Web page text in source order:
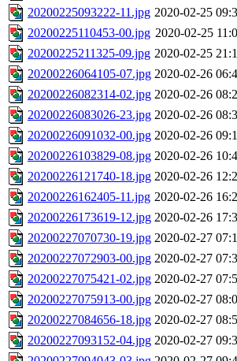
20200225093222-11.jpg 2020-02-25
20200225110453-00.jpg 2020-02-25
20200225211325-09.jpg 2020-02-25
20200226064105-07.jpg 2020-02-26
20200226082314-02.jpg 2020-02-26
20200226083026-23.jpg 2020-02-26
20200226091032-00.jpg 2020-02-26
20200226103829-08.jpg 2020-02-26
20200226121740-18.jpg 2020-02-26
20200226162405-11.jpg 2020-02-26
20200226173619-12.jpg 2020-02-26
20200227070730-19.jpg 2020-02-27
20200227072903-00.jpg 2020-02-27
20200227075421-02.jpg 2020-02-27
20200227075913-00.jpg 2020-02-27
20200227084656-18.jpg 2020-02-27
20200227093152-04.jpg 2020-02-27